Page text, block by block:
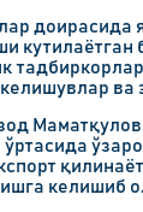
доирасида
ва
Маматқулов
келишиб